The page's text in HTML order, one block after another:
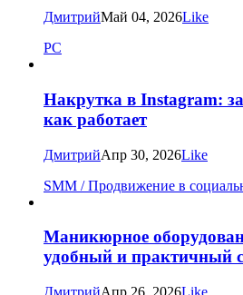
ДмитрийМай 04, 2026Like
PC
Накрутка в Instagram:
как работает
ДмитрийАпр 30, 2026Like
SMM / Продвижение в
Маникюрное
удобный и практичный
ДмитрийАпр 26, 2026Like